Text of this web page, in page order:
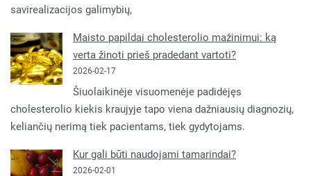
savirealizacijos galimybių,
Maisto papildai cholesterolio mažinimui: ką
verta žinoti prieš pradedant vartoti?
2026-02-17
Šiuolaikinėje visuomenėje padidėjęs
cholesterolio kiekis kraujyje tapo viena dažniausių diagnozių,
keliančių nerimą tiek pacientams, tiek gydytojams.
Kur gali būti naudojami tamarindai?
2026-02-01